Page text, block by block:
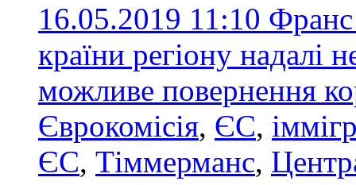
16.05.2019 11:10
країни регіону надалі
можливе повернення
Єврокомісія, ЄС,
ЄС, Тіммерманс,